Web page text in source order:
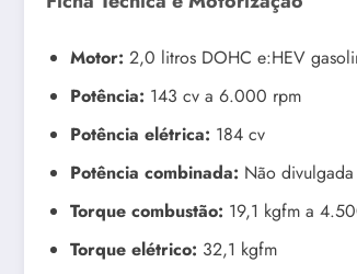
Motor: 2,0 litros DOHC e:HEV
Potência: 143 cv a 6.000 rpm
Potência elétrica: 184 cv
Potência combinada: Não divulgada
Torque combustão: 19,1 kgfm a
Torque elétrico: 32,1 kgfm